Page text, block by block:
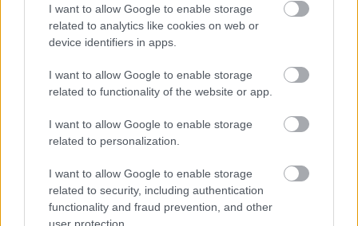
I want to allow Google to enable storage
related to analytics like cookies on web or
device identifiers in apps.
I want to allow Google to enable storage
related to functionality of the website or app.
I want to allow Google to enable storage
related to personalization.
I want to allow Google to enable storage
related to security, including authentication
functionality and fraud prevention, and other
11 éve
@Gerilgfx: de az az ötszázezer lehet, hogy naponta
nyisziati
11 éve
@kis_kiraly: "Juventus Budapest és környéke
2m/10m = 20% (ez csak általam egy durva becslés) "